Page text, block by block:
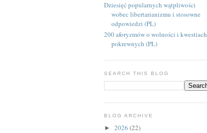
Dziesięć popularnych wątpliwości
wobec libertarianizmu i stosowne
odpowiedzi (PL)
200 aforyzmów o wolności i kwestiach
pokrewnych (PL)
SEARCH THIS BLOG
BLOG ARCHIVE
► 2026 (22)